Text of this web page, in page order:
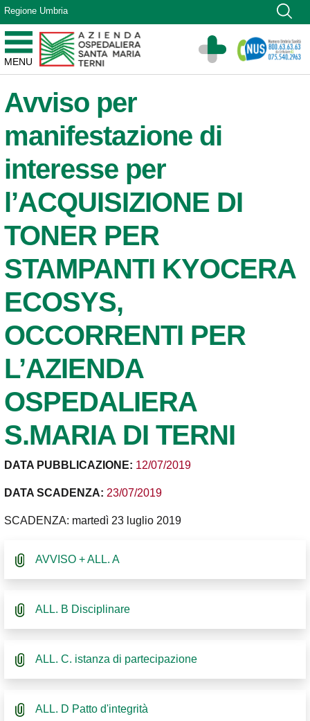
Vai ai contenuti
Vai al menu di navigazione
Vai al footer
Regione Umbria
MENU
Azienda Ospedaliera Santa Maria di Terni
Sito Istituzionale
Avviso per
manifestazione di
interesse per
l’ACQUISIZIONE DI
TONER PER
STAMPANTI KYOCERA
ECOSYS,
OCCORRENTI PER
L’AZIENDA
OSPEDALIERA
S.MARIA DI TERNI
DATA PUBBLICAZIONE: 12/07/2019
DATA SCADENZA: 23/07/2019
SCADENZA: martedì 23 luglio 2019
AVVISO + ALL. A
ALL. B Disciplinare
ALL. C. istanza di partecipazione
ALL. D Patto d'integrità